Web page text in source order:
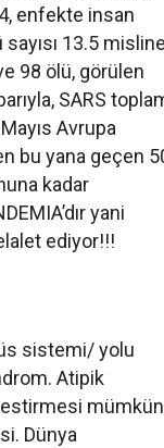
enfekte insan
13.5
98 ölü, görülen
SARS
Avrupa
bu yana geçen
kadar
yani
ediyor!!!
sistemi/ yolu
Atipik
mümkün
Dünya